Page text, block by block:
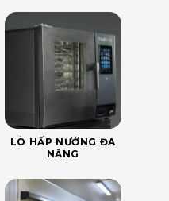
LÒ HẤP NƯỚNG ĐA
NĂNG